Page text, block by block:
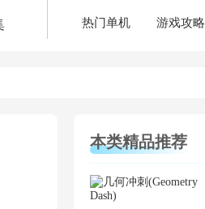
热门单机 游戏攻略
本类精品推荐